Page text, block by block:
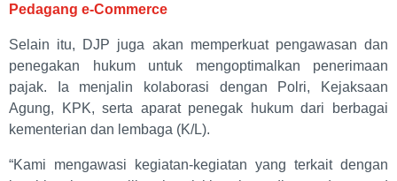
Pedagang e-Commerce
Selain itu, DJP juga akan memperkuat pengawasan dan
penegakan hukum untuk mengoptimalkan penerimaan
pajak. Ia menjalin kolaborasi dengan Polri, Kejaksaan
Agung, KPK, serta aparat penegak hukum dari berbagai
kementerian dan lembaga (K/L).
“Kami mengawasi kegiatan-kegiatan yang terkait dengan